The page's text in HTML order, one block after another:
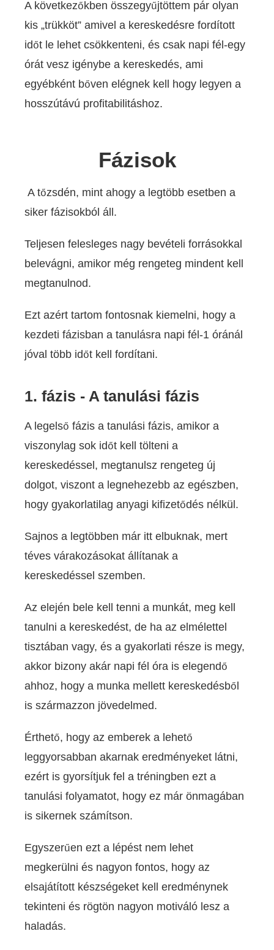
A következőkben összegyűjtöttem pár olyan
kis „trükköt” amivel a kereskedésre fordított
időt le lehet csökkenteni, és csak napi fél-egy
órát vesz igénybe a kereskedés, ami
egyébként bőven elégnek kell hogy legyen a
hosszútávú profitabilitáshoz.
Fázisok
A tőzsdén, mint ahogy a legtöbb esetben a
siker fázisokból áll.
Teljesen felesleges nagy bevételi forrásokkal
belevágni, amikor még rengeteg mindent kell
megtanulnod.
Ezt azért tartom fontosnak kiemelni, hogy a
kezdeti fázisban a tanulásra napi fél-1 óránál
jóval több időt kell fordítani.
1. fázis - A tanulási fázis
A legelső fázis a tanulási fázis, amikor a
viszonylag sok időt kell tölteni a
kereskedéssel, megtanulsz rengeteg új
dolgot, viszont a legnehezebb az egészben,
hogy gyakorlatilag anyagi kifizetődés nélkül.
Sajnos a legtöbben már itt elbuknak, mert
téves várakozásokat állítanak a
kereskedéssel szemben.
Az elején bele kell tenni a munkát, meg kell
tanulni a kereskedést, de ha az elmélettel
tisztában vagy, és a gyakorlati része is megy,
akkor bizony akár napi fél óra is elegendő
ahhoz, hogy a munka mellett kereskedésből
is származzon jövedelmed.
Érthető, hogy az emberek a lehető
leggyorsabban akarnak eredményeket látni,
ezért is gyorsítjuk fel a tréningben ezt a
tanulási folyamatot, hogy ez már önmagában
is sikernek számítson.
Egyszerűen ezt a lépést nem lehet
megkerülni és nagyon fontos, hogy az
elsajátított készségeket kell eredménynek
tekinteni és rögtön nagyon motiváló lesz a
haladás.